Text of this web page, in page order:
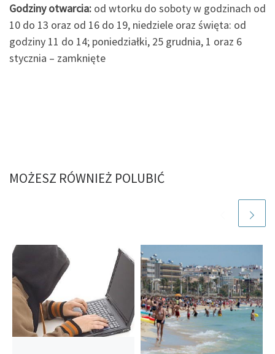
Godziny otwarcia: od wtorku do soboty w godzinach od
10 do 13 oraz od 16 do 19, niedziele oraz święta: od
godziny 11 do 14; poniedziałki, 25 grudnia, 1 oraz 6
stycznia – zamknięte
MOŻESZ RÓWNIEŻ POLUBIĆ